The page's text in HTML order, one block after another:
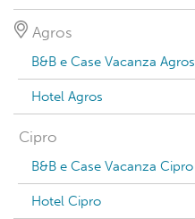
Agros
B&B e Case Vacanza Agros
Hotel Agros
Cipro
B&B e Case Vacanza Cipro
Hotel Cipro